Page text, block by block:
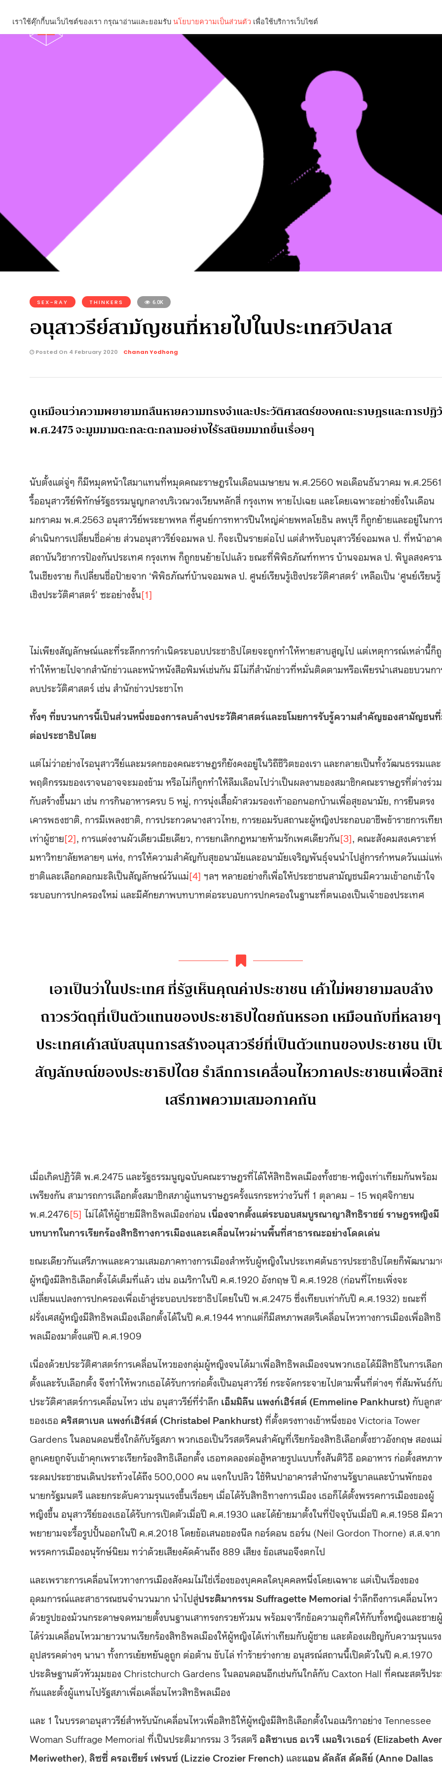
SEX-RAY THINKERS 6.0K
อนุสาวรีย์สามัญชนที่หายไปในประเทศวิปลาส
Posted On 4 February 2020 Chanan Yodhong
ดูเหมือนว่าความพยายามกลืนหายความทรงจำและประวัติศาสตร์ของคณะราษฎรและการปฏิ
พ.ศ.2475 จะมูมมามตะกละตะกลามอย่างไร้รสนิยมมากขึ้นเรื่อยๆ
นับตั้งแต่จู่ๆ ก็มีหมุดหน้าใสมาแทนที่หมุดคณะราษฎรในเดือนเมษายน พ.ศ.2560 พอเดือนธันวาคม พ.ศ
รื้ออนุสาวรีย์พิทักษ์รัฐธรรมนูญกลางบริเวณวงเวียนหลักสี่ กรุงเทพ หายไปเฉย และโดยเฉพาะอย่างยิ่งในเดือน
มกราคม พ.ศ.2563 อนุสาวรีย์พระยาพหล ที่ศูนย์การทหารปืนใหญ่ค่ายพหลโยธิน ลพบุรี ก็ถูกย้ายและอยู่ในกา
ดำเนินการเปลี่ยนชื่อค่าย ส่วนอนุสาวรีย์จอมพล ป. ก็จะเป็นรายต่อไป แต่สำหรับอนุสาวรีย์จอมพล ป. ที่หน้าอา
สถาบันวิชาการป้องกันประเทศ กรุงเทพ ก็ถูกขนย้ายไปแล้ว ขณะที่พิพิธภัณฑ์ทหาร บ้านจอมพล ป. พิบูลสงครา
ในเชียงราย ก็เปลี่ยนชื่อป้ายจาก ‘พิพิธภัณฑ์บ้านจอมพล ป. ศูนย์เรียนรู้เชิงประวัติศาสตร์’ เหลือเป็น ‘ศูนย์เรียนรู้
เชิงประวัติศาสตร์’ ซะอย่างงั้น[1]
ไม่เพียงสัญลักษณ์และที่ระลึกการกำเนิดระบอบประชาธิปไตยจะถูกทำให้หายสาบสูญไป แต่เหตุการณ์เหล่านี้ก็
ทำให้หายไปจากสำนักข่าวและหน้าหนังสือพิมพ์เช่นกัน มีไม่กี่สำนักข่าวที่หมั่นติดตามหรือเพียรนำเสนอขบวนก
ลบประวัติศาสตร์ เช่น สำนักข่าวประชาไท
ทั้งๆ ที่ขบวนการนี้เป็นส่วนหนึ่งของการลบล้างประวัติศาสตร์และขโมยการรับรู้ความสำคัญของสามัญชน
ต่อประชาธิปไตย
แต่ไม่ว่าอย่างไรอนุสาวรีย์และมรดกของคณะราษฎรก็ยังคงอยู่ในวิถีชีวิตของเรา และกลายเป็นทั้งวัฒนธรรมและ
พฤติกรรมของเราจนอาจจะมองข้าม หรือไม่ก็ถูกทำให้ลืมเลือนไปว่าเป็นผลงานของสมาชิกคณะราษฎรที่ต่างร่วม
กับสร้างขึ้นมา เช่น การกินอาหารครบ 5 หมู่, การนุ่งเสื้อผ้าสวมรองเท้าออกนอกบ้านเพื่อสุขอนามัย, การยืนตรง
เคารพธงชาติ, การมีเพลงชาติ, การประกวดนางสาวไทย, การยอมรับสถานะผู้หญิงประกอบอาชีพข้าราชการเที
เท่าผู้ชาย[2], การแต่งงานผัวเดียวเมียเดียว, การยกเลิกกฎหมายห้ามรักเพศเดียวกัน[3], คณะสังคมสงเคราะห์
มหาวิทยาลัยหลายๆ แห่ง, การให้ความสำคัญกับสุขอนามัยและอนามัยเจริญพันธุ์จนนำไปสู่การกำหนดวันแม่แห่
ชาติและเลือกดอกมะลิเป็นสัญลักษณ์วันแม่[4] ฯลฯ หลายอย่างก็เพื่อให้ประชาชนสามัญชนมีความเข้าอกเข้าใจ
ระบอบการปกครองใหม่ และมีศักยภาพบทบาทต่อระบอบการปกครองในฐานะที่ตนเองเป็นเจ้าของประเทศ
เอาเป็นว่าในประเทศ ที่รัฐเห็นคุณค่าประชาชน เค้าไม่พยายามลบล้าง
ถาวรวัตถุที่เป็นตัวแทนของประชาธิปไตยกันหรอก เหมือนกับที่หลายๆ
ประเทศเค้าสนับสนุนการสร้างอนุสาวรีย์ที่เป็นตัวแทนของประชาชน เ
สัญลักษณ์ของประชาธิปไตย รำลึกการเคลื่อนไหวภาคประชาชนเพื่อสิ
เสรีภาพความเสมอภาคกัน
เมื่อเกิดปฏิวัติ พ.ศ.2475 และรัฐธรรมนูญฉบับคณะราษฎรที่ได้ให้สิทธิพลเมืองทั้งชาย-หญิงเท่าเทียมกันพร้อม
เพรียงกัน สามารถการเลือกตั้งสมาชิกสภาผู้แทนราษฎรครั้งแรกระหว่างวันที่ 1 ตุลาคม – 15 พฤศจิกายน
พ.ศ.2476[5] ไม่ได้ให้ผู้ชายมีสิทธิพลเมืองก่อน เนื่องจากตั้งแต่ระบอบสมบูรณาญาสิทธิราชย์ ราษฎรหญิงมี
บทบาทในการเรียกร้องสิทธิทางการเมืองและเคลื่อนไหวผ่านพื้นที่สาธารณะอย่างโดดเด่น
ขณะเดียวกันเสรีภาพและความเสมอภาคทางการเมืองสำหรับผู้หญิงในประเทศต้นธารประชาธิปไตยก็พัฒนาม
ผู้หญิงมีสิทธิเลือกตั้งได้เต็มที่แล้ว เช่น อเมริกาในปี ค.ศ.1920 อังกฤษ ปี ค.ศ.1928 (ก่อนที่ไทยเพิ่งจะ
เปลี่ยนแปลงการปกครองเพื่อเข้าสู่ระบอบประชาธิปไตยในปี พ.ศ.2475 ซึ่งเทียบเท่ากับปี ค.ศ.1932) ขณะที่
ฝรั่งเศสผู้หญิงมีสิทธิพลเมืองเลือกตั้งได้ในปี ค.ศ.1944 หากแต่ก็มีสหภาพสตรีเคลื่อนไหวทางการเมืองเพื่อสิทธิ
พลเมืองมาตั้งแต่ปี ค.ศ.1909
เนื่องด้วยประวัติศาสตร์การเคลื่อนไหวของกลุ่มผู้หญิงจนได้มาเพื่อสิทธิพลเมืองจนพวกเธอได้มีสิทธิในการเลือก
ตั้งและรับเลือกตั้ง จึงทำให้พวกเธอได้รับการก่อตั้งเป็นอนุสาวรีย์ กระจัดกระจายไปตามพื้นที่ต่างๆ ที่สัมพันธ์กั
ประวัติศาสตร์การเคลื่อนไหว เช่น อนุสาวรีย์ที่รำลึก เอ็มมิลีน แพงก์เฮิร์สต์ (Emmeline Pankhurst) กับลูกส
ของเธอ คริสตาเบล แพงก์เฮิร์สต์ (Christabel Pankhurst) ที่ตั้งตรงทางเข้าหนึ่งของ Victoria Tower
Gardens ในลอนดอนซึ่งใกล้กับรัฐสภา พวกเธอเป็นวีรสตรีคนสำคัญที่เรียกร้องสิทธิเลือกตั้งชาวอังกฤษ สองแม่
ลูกเคยถูกจับเข้าคุกเพราะเรียกร้องสิทธิเลือกตั้ง เธอทดลองต่อสู้หลายรูปแบบทั้งสันติวิธี อดอาหาร ก่อตั้งสหภา
ระดมประชาชนเดินประท้วงได้ถึง 500,000 คน แจกใบปลิว ใช้หินปาอาคารสำนักงานรัฐบาลและบ้านพักของ
นายกรัฐมนตรี และยกระดับความรุนแรงขึ้นเรื่อยๆ เมื่อได้รับสิทธิทางการเมือง เธอก็ได้ตั้งพรรคการเมืองของผู้
หญิงขึ้น อนุสาวรีย์ของเธอได้รับการเปิดตัวเมื่อปี ค.ศ.1930 และได้ย้ายมาตั้งในที่ปัจจุบันเมื่อปี ค.ศ.1958 มีคว
พยายามจะรื้อรูปปั้นออกในปี ค.ศ.2018 โดยข้อเสนอของนีล กอร์ดอน ธอร์น (Neil Gordon Thorne) ส.ส.จาก
พรรคการเมืองอนุรักษ์นิยม ทว่าด้วยเสียงคัดค้านถึง 889 เสียง ข้อเสนอจึงตกไป
และเพราะการเคลื่อนไหวทางการเมืองสังคมไม่ใช่เรื่องของบุคคลใดบุคคลหนึ่งโดยเฉพาะ แต่เป็นเรื่องของ
อุดมการณ์และสาธารณชนจำนวนมาก นำไปสู่ประติมากรรม Suffragette Memorial รำลึกถึงการเคลื่อนไหว
ด้วยรูปของม้วนกระดาษจดหมายตั้งบนฐานเสาทรงกรวยหัวมน พร้อมจารึกข้อความอุทิศให้กับทั้งหญิงและชาย
ได้ร่วมเคลื่อนไหวมายาวนานเรียกร้องสิทธิพลเมืองให้ผู้หญิงได้เท่าเทียมกับผู้ชาย และต้องเผชิญกับความรุนแรง
อุปสรรคต่างๆ นานา ทั้งการเย้ยหยันดูถูก ต่อต้าน ขับไล่ ทำร้ายร่างกาย อนุสรณ์สถานนี้เปิดตัวในปี ค.ศ.1970
ประดิษฐานตัวหัวมุมของ Christchurch Gardens ในลอนดอนอีกเช่นกันใกล้กับ Caxton Hall ที่คณะสตรีปร
กันและตั้งผู้แทนไปรัฐสภาเพื่อเคลื่อนไหวสิทธิพลเมือง
และ 1 ในบรรดาอนุสาวรีย์สำหรับนักเคลื่อนไหวเพื่อสิทธิให้ผู้หญิงมีสิทธิเลือกตั้งในอเมริกาอย่าง Tennessee
Woman Suffrage Memorial ที่เป็นประติมากรรม 3 วีรสตรี อลิซาเบธ อเวรี เมอริเวเธอร์ (Elizabeth
Meriwether), ลิซซี่ ครอเซียร์ เฟรนซ์ (Lizzie Crozier French) และแอน ดัลลัส ดัดลีย์ (Anne Dallas
เราใช้คุ๊กกี้บนเว็บไซต์ของเรา กรุณาอ่านและยอมรับ นโยบายความเป็นส่วนตัว เพื่อใช้บริการเว็บไซต์